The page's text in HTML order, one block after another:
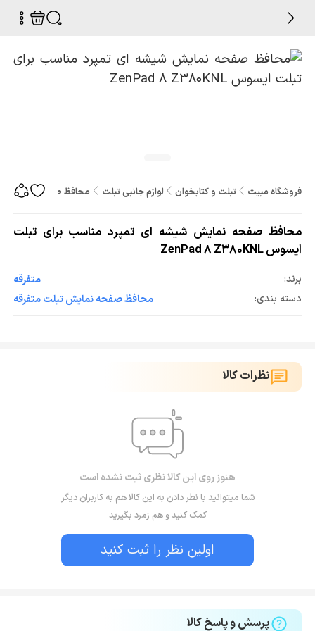
فروشگاه مبیت تبلت و کتابخوان لوازم جانبی تبلت محافظ صفحه نمایش
محافظ صفحه نمایش شیشه ای تمپرد مناسب برای تبلت
ایسوس ZenPad 8 Z380KNL
برند:
متفرقه
دسته بندی:
محافظ صفحه نمایش تبلت متفرقه
نظرات کالا
هنوز روی این کالا نظری ثبت نشده است
شما میتوانید با نظر دادن به این کالا هم به کاربران دیگر
کمک کنید و هم زمرد بگیرید
اولین نظر را ثبت کنید
پرسش و پاسخ کالا